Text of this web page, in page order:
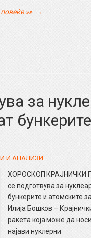
повеќе »» →
за
И АНАЛИЗИ
ХОРОСКОП КРАЈНИЧКИ
се подготвува за
бункерите и
Илија Бошков –
ракета која може да
најави нуклерни